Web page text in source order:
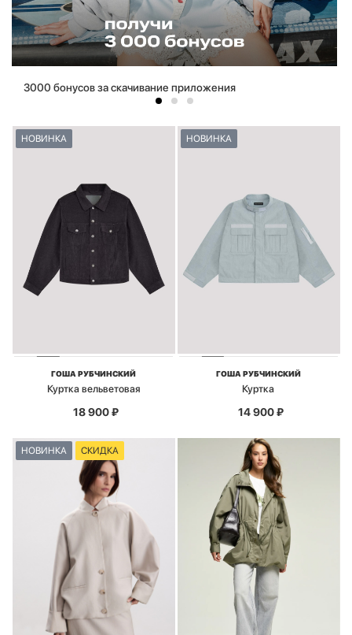
3000 бонусов за скачивание приложения
НОВИНКА
ГОША РУБЧИНСКИЙ
Куртка вельветовая
18 900₽
НОВИНКА
ГОША РУБЧИНСКИЙ
Куртка
14 900₽
НОВИНКА СКИДКА